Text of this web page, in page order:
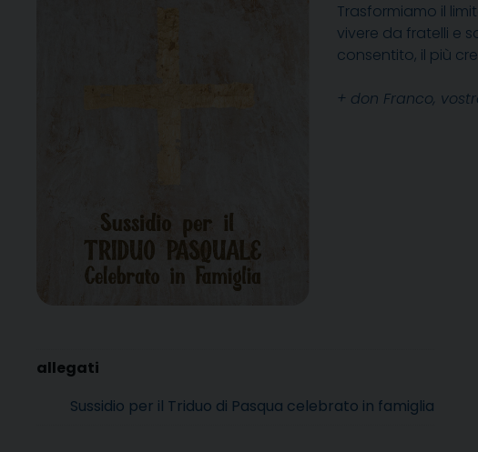
Trasformiamo il
vivere da fratelli e
consentito, il più
+ don Franco,
Sussidio per il Triduo di Pasqua celebrato in famiglia